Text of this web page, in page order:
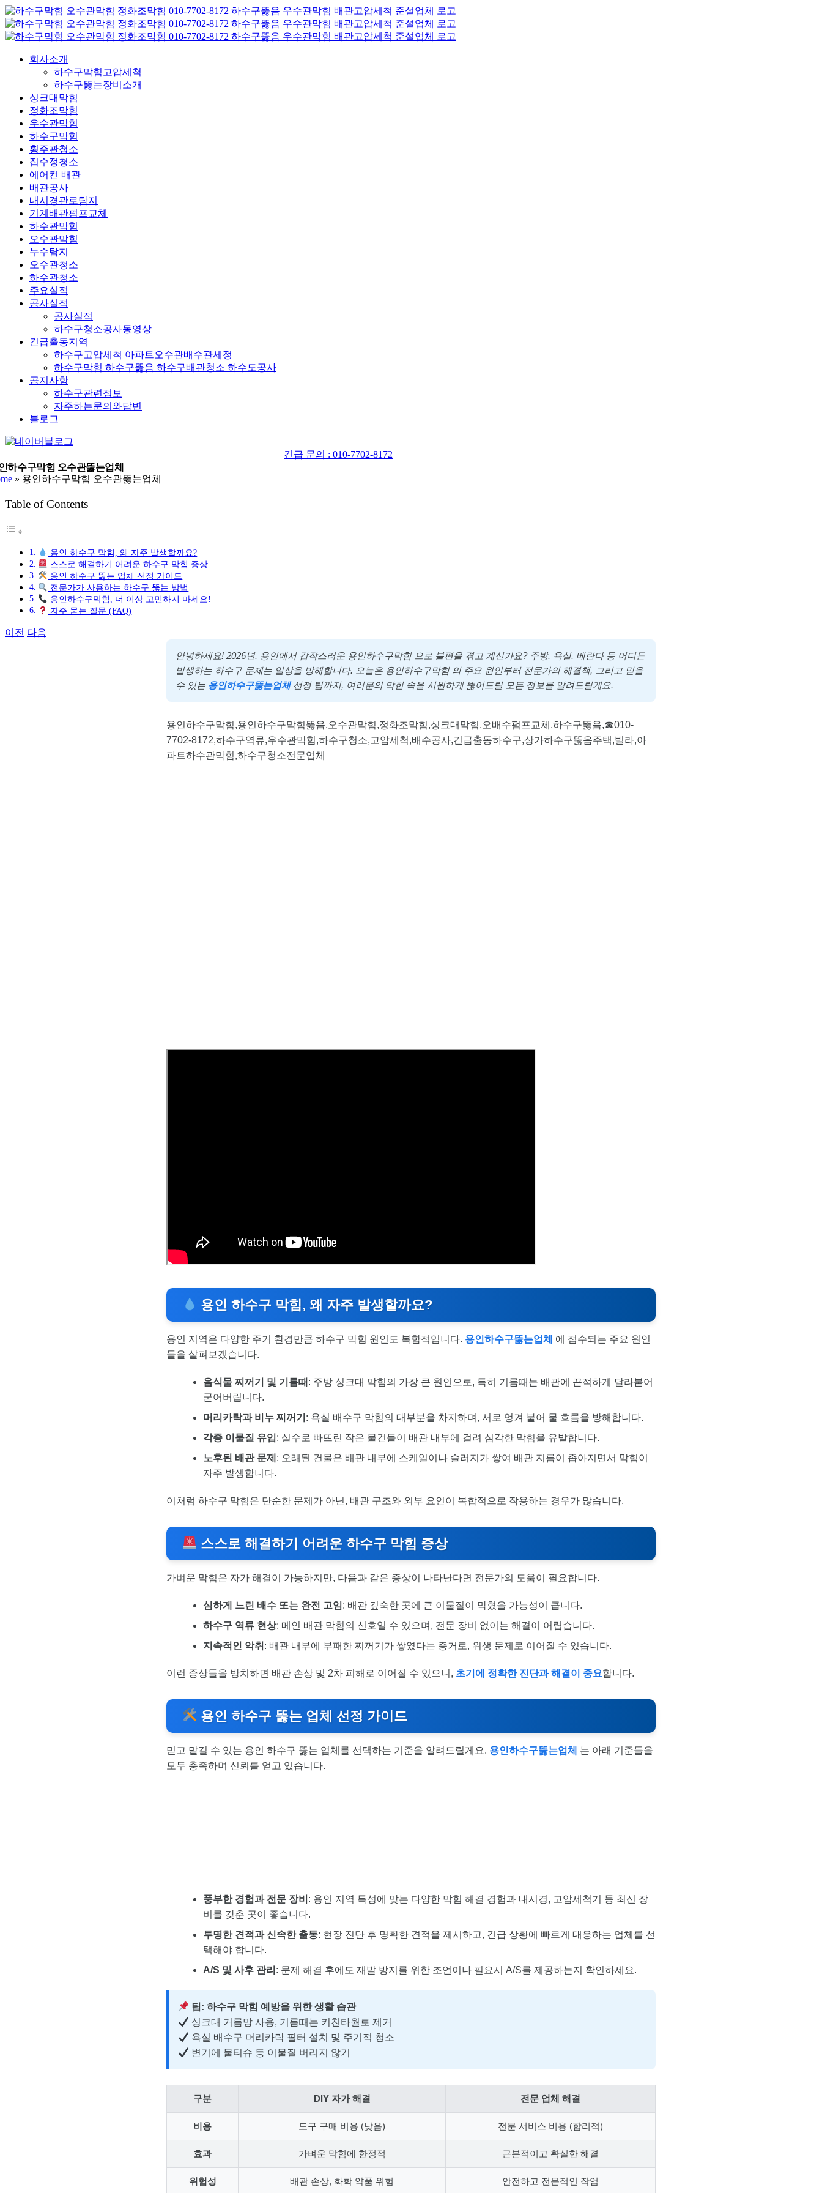
콘
텐
츠
회사소개
하수구막힘고압세척
하수구뚫는장비소개
싱크대막힘
정화조막힘
우수관막힘
하수구막힘
횡주관청소
집수정청소
에어컨 배관
배관공사
내시경관로탐지
기계배관펌프교체
하수관막힘
오수관막힘
누수탐지
오수관청소
하수관청소
주요실적
공사실적
공사실적
하수구청소공사동영상
긴급출동지역
하수구고압세척 아파트오수관배수관세정
하수구막힘 하수구뚫음 하수구배관청소 하수도공사
공지사항
하수구관련정보
자주하는문의와답변
블로그
네
버
블
그
긴급 문의 : 010-7702-8172
하수구막힘 오수관뚫는업체
» 용인하수구막힘 오수관뚫는업체
Table of Contents
용인 하수구 막힘, 왜 자주 발생할까요?
스스로 해결하기 어려운 하수구 막힘 증상
용인 하수구 뚫는 업체 선정 가이드
전문가가 사용하는 하수구 뚫는 방법
용인하수구막힘, 더 이상 고민하지 마세요!
자주 묻는 질문 (FAQ)
이전 다음
안녕하세요! 2026년, 용인에서 갑작스러운 용인하수구막힘 으로 불편을 겪고 계신가요? 주방, 욕실, 베란다 등 어디든
발생하는 하수구 문제는 일상을 방해합니다. 오늘은 용인하수구막힘 의 주요 원인부터 전문가의 해결책, 그리고 믿을
수 있는 용인하수구뚫는업체선정 팁까지, 여러분의 막힌 속을 시원하게 뚫어드릴 모든 정보를 알려드릴게요.
용인하수구막힘,용인하수구막힘뚫음,오수관막힘,정화조막힘,싱크대막힘,오배수펌프교체,하수구뚫음,☎010-
7702-8172,하수구역류,우수관막힘,하수구청소,고압세척,배수공사,긴급출동하수구,상가하수구뚫음주택,빌라,아
파트하수관막힘,하수구청소전문업체
용인 하수구 막힘, 왜 자주 발생할까요?
용인 지역은 다양한 주거 환경만큼 하수구 막힘 원인도 복합적입니다. 용인하수구뚫는업체 에 접수되는 주요 원인
들을 살펴보겠습니다.
음식물 찌꺼기 및 기름때 : 주방 싱크대 막힘의 가장 큰 원인으로, 특히 기름때는 배관에 끈적하게 달라붙어
굳어버립니다.
머리카락과 비누 찌꺼기 : 욕실 배수구 막힘의 대부분을 차지하며, 서로 엉겨 붙어 물 흐름을 방해합니다.
각종 이물질 유입 : 실수로 빠뜨린 작은 물건들이 배관 내부에 걸려 심각한 막힘을 유발합니다.
노후된 배관 문제 : 오래된 건물은 배관 내부에 스케일이나 슬러지가 쌓여 배관 지름이 좁아지면서 막힘이
자주 발생합니다.
이처럼 하수구 막힘은 단순한 문제가 아닌, 배관 구조와 외부 요인이 복합적으로 작용하는 경우가 많습니다.
스스로 해결하기 어려운 하수구 막힘 증상
가벼운 막힘은 자가 해결이 가능하지만, 다음과 같은 증상이 나타난다면 전문가의 도움이 필요합니다.
심하게 느린 배수 또는 완전 고임 : 배관 깊숙한 곳에 큰 이물질이 막혔을 가능성이 큽니다.
하수구 역류 현상: 메인 배관 막힘의 신호일 수 있으며, 전문 장비 없이는 해결이 어렵습니다.
지속적인 악취 : 배관 내부에 부패한 찌꺼기가 쌓였다는 증거로, 위생 문제로 이어질 수 있습니다.
이런 증상들을 방치하면 배관 손상 및 2차 피해로 이어질 수 있으니, 초기에 정확한 진단과 해결이 중요합니다.
용인 하수구 뚫는 업체 선정 가이드
믿고 맡길 수 있는 용인 하수구 뚫는 업체를 선택하는 기준을 알려드릴게요. 용인하수구뚫는업체 는 아래 기준들을
모두 충족하며 신뢰를 얻고 있습니다.
풍부한 경험과 전문 장비 : 용인 지역 특성에 맞는 다양한 막힘 해결 경험과 내시경, 고압세척기 등 최신 장
비를 갖춘 곳이 좋습니다.
투명한 견적과 신속한 출동: 현장 진단 후 명확한 견적을 제시하고, 긴급 상황에 빠르게 대응하는 업체를 선
택해야 합니다.
A/S 및 사후 관리 : 문제 해결 후에도 재발 방지를 위한 조언이나 필요시 A/S를 제공하는지 확인하세요.
팁: 하수구 막힘 예방을 위한 생활 습관
싱크대 거름망 사용, 기름때는 키친타월로 제거
욕실 배수구 머리카락 필터 설치 및 주기적 청소
변기에 물티슈 등 이물질 버리지 않기
구분 DIY 자가 해결 전문 업체 해결
비용 도구 구매 비용 (낮음) 전문 서비스 비용 (합리적)
효과 가벼운 막힘에 한정적 근본적이고 확실한 해결
위험성 배관 손상, 화학 약품 위험 안전하고 전문적인 작업